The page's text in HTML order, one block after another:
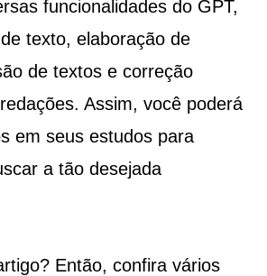
funcionalidades do GPT,
texto, elaboração de
de textos e correção
Assim, você poderá
em seus estudos para
a tão desejada
Então, confira vários